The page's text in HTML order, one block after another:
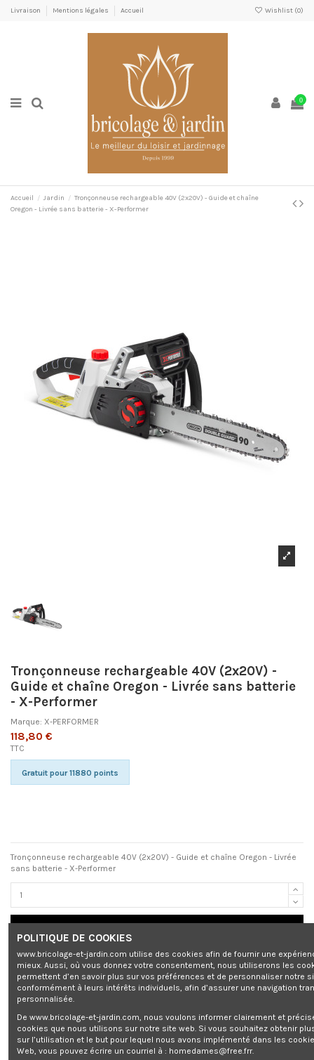
Livraison Mentions légales Accueil Wishlist (0)
0
Accueil Jardin
Tronçonneuse rechargeable 40V (2x20V) - Guide et chaîne
Oregon - Livrée sans batterie - X-Performer
Tronçonneuse rechargeable 40V (2x20V) -
Guide et chaîne Oregon - Livrée sans batterie
- X-Performer
Marque: X-PERFORMER
118,80 €
TTC
Gratuit pour 11880 points
Tronçonneuse rechargeable 40V (2x20V) - Guide et chaîne Oregon - Livrée
sans batterie - X-Performer
Tronçonneuse rechargeable 40V (2
Gratuit pour 11880 points
POLITIQUE DE COOKIES
www.bricolage-et-jardin.com utilise des cookies afin de fournir une
mieux. Aussi, où vous donnez votre consentement, nous utiliserons les
permettent d’en savoir plus sur vos préférences et de personnaliser notre
conformément à leurs intérêts individuels, afin d’assurer une navigation
personnalisée.
De www.bricolage-et-jardin.com, nous voulons informer clairement et
cookies que nous utilisons sur notre site web. Si vous souhaitez obtenir
sur l’utilisation et le but pour lequel nous avons implémenté dans les
Web, vous pouvez écrire un courriel à : homedames@free.frr.